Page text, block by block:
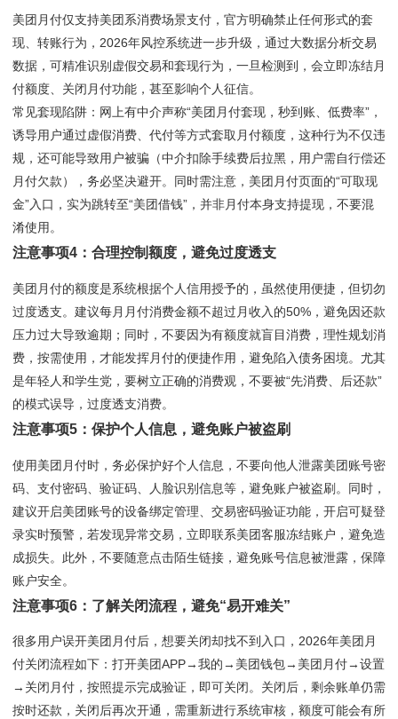
美团月付仅支持美团系消费场景支付，官方明确禁止任何形式的套
现、转账行为，2026年风控系统进一步升级，通过大数据分析交易
数据，可精准识别虚假交易和套现行为，一旦检测到，会立即冻结月
付额度、关闭月付功能，甚至影响个人征信。
常见套现陷阱：网上有中介声称“美团月付套现，秒到账、低费率”，
诱导用户通过虚假消费、代付等方式套取月付额度，这种行为不仅违
规，还可能导致用户被骗（中介扣除手续费后拉黑，用户需自行偿还
月付欠款），务必坚决避开。同时需注意，美团月付页面的“可取现
金”入口，实为跳转至“美团借钱”，并非月付本身支持提现，不要混
淆使用。
注意事项4：合理控制额度，避免过度透支
美团月付的额度是系统根据个人信用授予的，虽然使用便捷，但切勿
过度透支。建议每月月付消费金额不超过月收入的50%，避免因还款
压力过大导致逾期；同时，不要因为有额度就盲目消费，理性规划消
费，按需使用，才能发挥月付的便捷作用，避免陷入债务困境。尤其
是年轻人和学生党，要树立正确的消费观，不要被“先消费、后还款”
的模式误导，过度透支消费。
注意事项5：保护个人信息，避免账户被盗刷
使用美团月付时，务必保护好个人信息，不要向他人泄露美团账号密
码、支付密码、验证码、人脸识别信息等，避免账户被盗刷。同时，
建议开启美团账号的设备绑定管理、交易密码验证功能，开启可疑登
录实时预警，若发现异常交易，立即联系美团客服冻结账户，避免造
成损失。此外，不要随意点击陌生链接，避免账号信息被泄露，保障
账户安全。
注意事项6：了解关闭流程，避免“易开难关”
很多用户误开美团月付后，想要关闭却找不到入口，2026年美团月
付关闭流程如下：打开美团APP→我的→美团钱包→美团月付→设置
→关闭月付，按照提示完成验证，即可关闭。关闭后，剩余账单仍需
按时还款，关闭后再次开通，需重新进行系统审核，额度可能会有所